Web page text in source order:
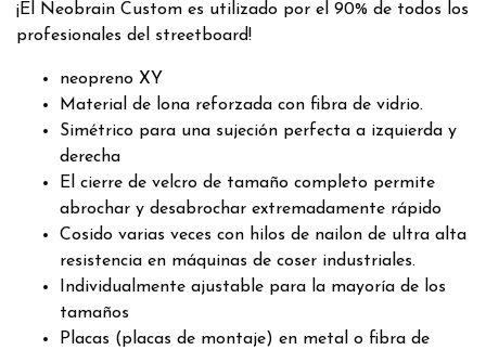
¡El Neobrain Custom es utilizado por el 90% de todos los
profesionales del streetboard!
neopreno XY
Material de lona reforzada con fibra de vidrio.
Simétrico para una sujeción perfecta a izquierda y
derecha
El cierre de velcro de tamaño completo permite
abrochar y desabrochar extremadamente rápido
Cosido varias veces con hilos de nailon de ultra alta
resistencia en máquinas de coser industriales.
Individualmente ajustable para la mayoría de los
tamaños
Placas (placas de montaje) en metal o fibra de